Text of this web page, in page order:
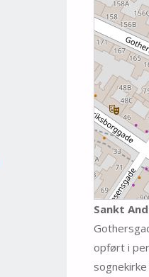
Sankt
opført i